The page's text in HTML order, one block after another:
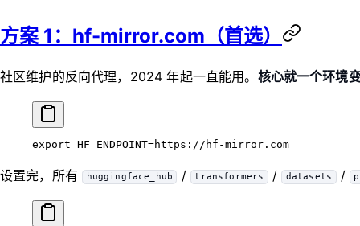
方案 1：hf-mirror.com（首选）
社区维护的反向代理，2024 年起一直能用。 核心就一个环境
export HF_ENDPOINT=https://hf-mirror.com
设置完，所有 huggingface_hub / transformers / datasets /